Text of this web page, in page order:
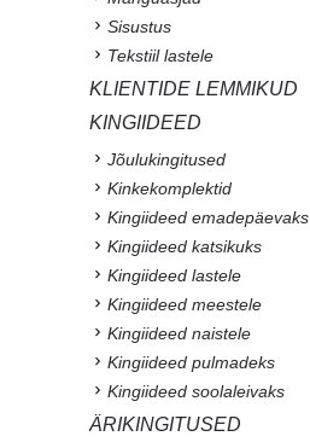
Sisustus
Tekstiil lastele
KLIENTIDE LEMMIKUD
KINGIIDEED
Jõulukingitused
Kinkekomplektid
Kingiideed emadepäevaks
Kingiideed katsikuks
Kingiideed lastele
Kingiideed meestele
Kingiideed naistele
Kingiideed pulmadeks
Kingiideed soolaleivaks
ÄRIKINGITUSED